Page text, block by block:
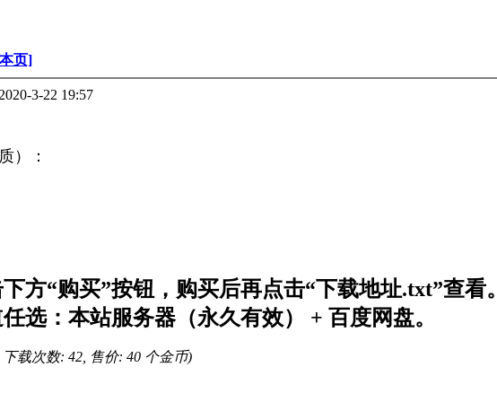
页]
2020-3-22 19:57
）：
方“购买”按钮，购买后再点击“下载地址.txt”查看。
选：本站服务器（永久有效） + 百度网盘。
下载次数: 42, 售价: 40 个金币)